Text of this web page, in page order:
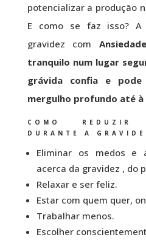
potencializar a produção
E como se faz isso? A
gravidez com
tranquilo num lugar
grávida confia e
mergulho profundo até
COMO REDUZIR
DURANTE A
Eliminar os medos e
acerca da gravidez , do
Relaxar e ser feliz.
Estar com quem quer,
Trabalhar menos.
Escolher